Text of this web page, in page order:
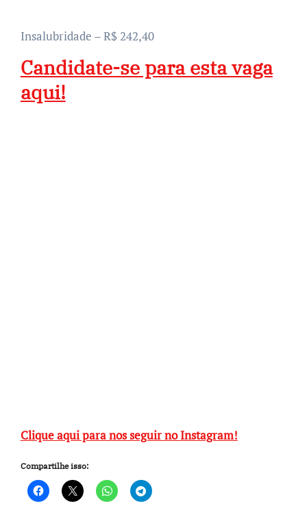
Insalubridade – R$ 242,40
Candidate-se para esta vaga
aqui!
Clique aqui para nos seguir no Instagram!
Compartilhe isso: